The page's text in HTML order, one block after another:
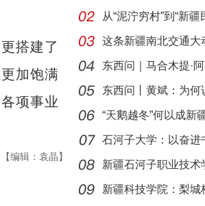
搭建了
加饱满
项事业
【编辑：袁晶】
【与你为邻】俄罗斯
从“泥泞穷村”到“新
这条新疆南北交通大
度”？
东西问｜马合木提·
以实
东西问丨黄斌：为
部交
“天鹅越冬”何以成新
石河子大学：以奋进
新疆石河子职业技术
体意
新疆科技学院：梨城